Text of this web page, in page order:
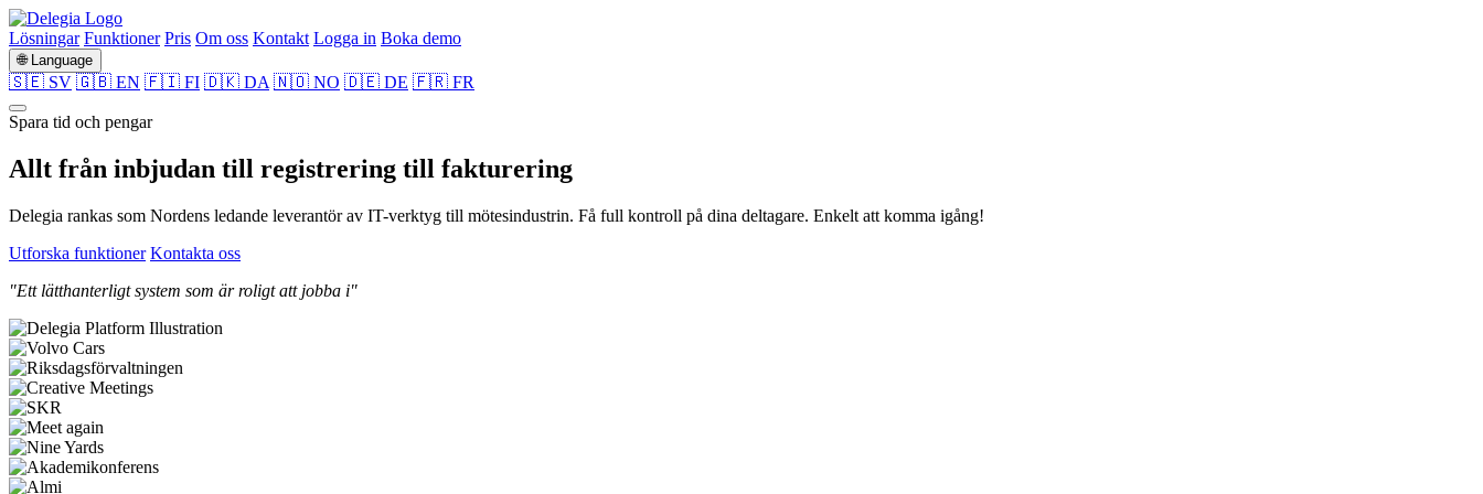
Lösningar Funktioner Pris Om oss Kontakt Logga in Boka demo
🌐 Language
🇸🇪 SV 🇬🇧 EN 🇫🇮 FI 🇩🇰 DA 🇳🇴 NO 🇩🇪 DE 🇫🇷 FR
Spara tid och pengar
Allt från inbjudan till registrering till fakturering
Delegia rankas som Nordens ledande leverantör av IT-verktyg till mötesindustrin. Få full kontroll på dina deltagare. Enkelt att komma igång!
Utforska funktioner Kontakta oss
"Ett lätthanterligt system som är roligt att jobba i"